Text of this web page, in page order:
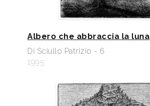
Albero che abbraccia la luna
Di Sciullo Patrizio - 6
1995